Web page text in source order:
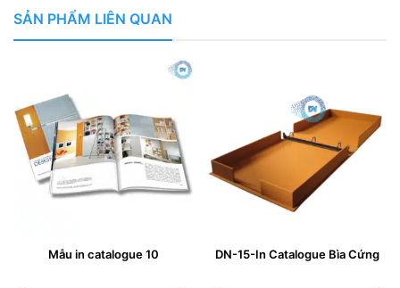
dịch vụ của bạn đến gần hơn với khách hàng một cách
Quá trình làm catalogue không chỉ dừng lại ở việc in
thiết kế và sự chính xác trong sản xuất. Hãy cùng In
Đăng Nguyên khám phá quy trình toàn diện để tạo ra
một cuốn catalogue đẳng cấp, giúp bạn chinh phục
mọi khách hàng và bứt phá doanh thu.
TẠI SAO DOANH NGHIỆP CẦN LÀM
SẢN PHẨM LIÊN QUAN
Mẫu in catalogue 10 DN-15-In Catalogue Bìa Cứng